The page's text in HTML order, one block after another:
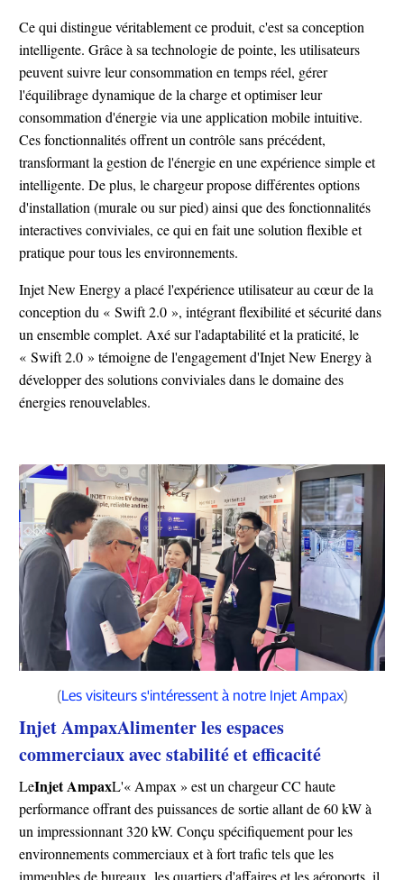
Ce qui distingue véritablement ce produit, c'est sa conception
intelligente. Grâce à sa technologie de pointe, les utilisateurs
peuvent suivre leur consommation en temps réel, gérer
l'équilibrage dynamique de la charge et optimiser leur
consommation d'énergie via une application mobile intuitive.
Ces fonctionnalités offrent un contrôle sans précédent,
transformant la gestion de l'énergie en une expérience simple et
intelligente. De plus, le chargeur propose différentes options
d'installation (murale ou sur pied) ainsi que des fonctionnalités
interactives conviviales, ce qui en fait une solution flexible et
pratique pour tous les environnements.
Injet New Energy a placé l'expérience utilisateur au cœur de la
conception du « Swift 2.0 », intégrant flexibilité et sécurité dans
un ensemble complet. Axé sur l'adaptabilité et la praticité, le
« Swift 2.0 » témoigne de l'engagement d'Injet New Energy à
développer des solutions conviviales dans le domaine des
énergies renouvelables.
(Les visiteurs s'intéressent à notre Injet Ampax)
Injet AmpaxAlimenter les espaces
commerciaux avec stabilité et efficacité
LeInjet AmpaxL'« Ampax » est un chargeur CC haute
performance offrant des puissances de sortie allant de 60 kW à
un impressionnant 320 kW. Conçu spécifiquement pour les
environnements commerciaux et à fort trafic tels que les
immeubles de bureaux, les quartiers d'affaires et les aéroports, il